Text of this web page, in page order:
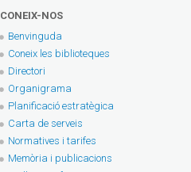
CONEIX-NOS
Benvinguda
Coneix les biblioteques
Directori
Organigrama
Planificació estratègica
Carta de serveis
Normatives i tarifes
Memòria i publicacions